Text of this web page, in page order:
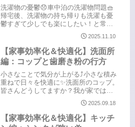
洗濯物の憂鬱😞車中泊の洗濯物問題🧺
帰宅後、洗濯物の持ち帰りも洗濯も憂
鬱すぎて少しでも楽にしたい！と常々
思っていました。大量な上に洗濯機回
すまでの仕分け。ネットに入れたり、
色物は別にしたり。このあたり、男の
人にはなかなかわかってもらえない地
味...
2025.11.10
【家事効率化＆快適化】洗面所
編：コップと歯磨き粉の行方
小さなことで気分が上がる⤴️小さな積み
重ねで日々を快適に✨️洗面所のコップ。
皆さんどうしてますか？我が家では不
潔になるのが嫌で、試行錯誤しながら
もこれまでも”浮かせる収納”一択でし
た。これまでも”浮かせる収納”だったの
ですが、コップを引っ掛...
2025.09.18
【家事効率化＆快適化】キッチ